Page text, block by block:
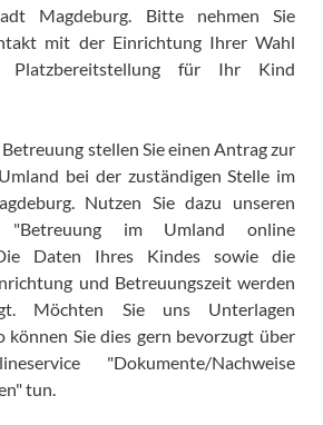
Magdeburg. Bitte nehmen Sie
mit der Einrichtung Ihrer Wahl
für Ihr Kind
stellen Sie einen Antrag zur
bei der zuständigen Stelle im
Nutzen Sie dazu unseren
"Betreuung im Umland online
Daten Ihres Kindes sowie die
und Betreuungszeit werden
Möchten Sie uns Unterlagen
können Sie dies gern bevorzugt über
"Dokumente/Nachweise
tun.